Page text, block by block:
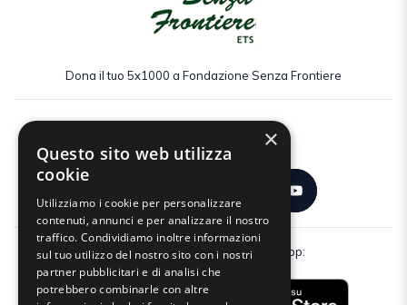
Dona il tuo 5x1000 a Fondazione Senza Frontiere
Scarica gratuitamente la nostra app:
×
Questo sito web utilizza
cookie
Utilizziamo i cookie per personalizzare
contenuti, annunci e per analizzare il nostro
traffico. Condividiamo inoltre informazioni
sul tuo utilizzo del nostro sito con i nostri
partner pubblicitari e di analisi che
potrebbero combinarle con altre